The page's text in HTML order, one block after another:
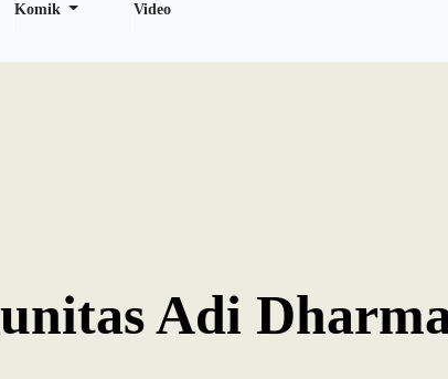
Komik Video
Adi